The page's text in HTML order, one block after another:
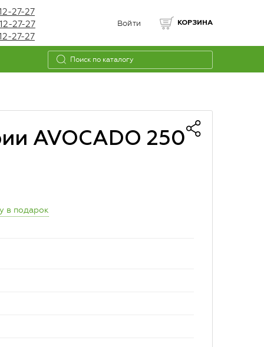
27-27
27-27
27-27
Войти КОРЗИНА
AVOCADO 250
в подарок